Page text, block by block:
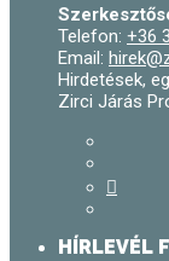
Telefon: +36
Email:
Hirdetések,
Zirci Járás
HÍRLEVÉL